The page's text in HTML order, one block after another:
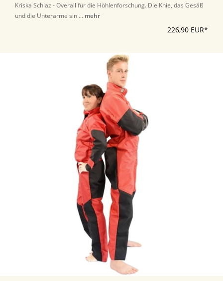
Kriska Schlaz - Overall für die Höhlenforschung. Die Knie, das Gesäß
und die Unterarme sin ... mehr
226,90 EUR*